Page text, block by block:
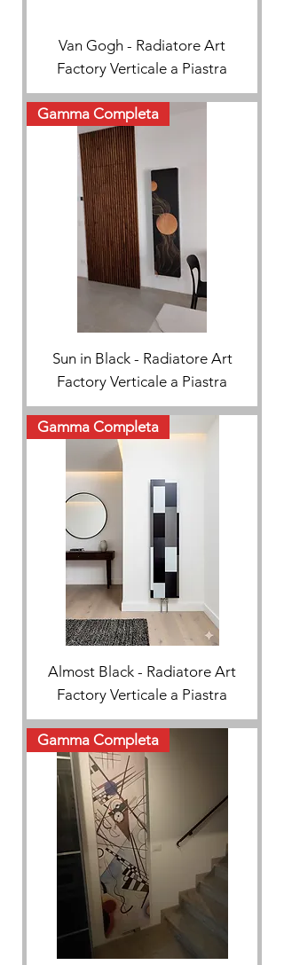
Van Gogh - Radiatore Art
Factory Verticale a Piastra
Gamma Completa
Sun in Black - Radiatore Art
Factory Verticale a Piastra
Gamma Completa
Almost Black - Radiatore Art
Factory Verticale a Piastra
Gamma Completa